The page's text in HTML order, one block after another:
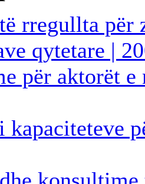
rregullta për
qytetare |
për aktorët